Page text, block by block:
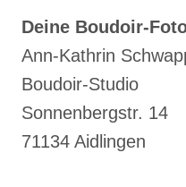
Deine Boudoir-
Ann-Kathrin
Boudoir-Studio
Sonnenbergstr. 14
71134 Aidlingen